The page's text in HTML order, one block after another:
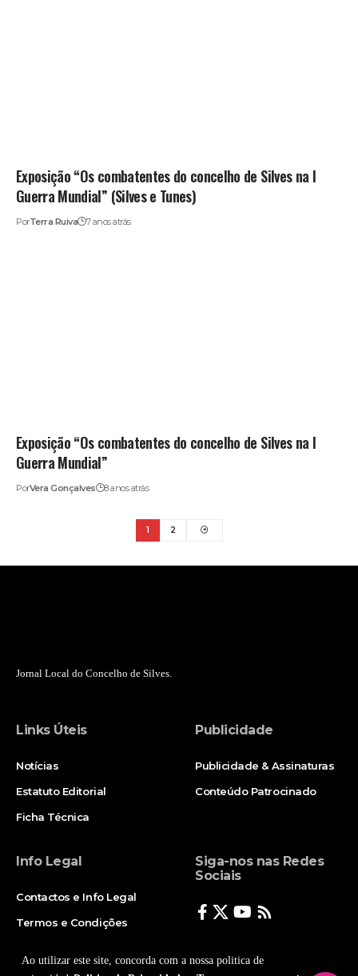
Ao utilizar este site, concorda com a nossa politica de
Exposição “Os combatentes do concelho de Silves na I
Guerra Mundial” (Silves e Tunes)
PorTerra Ruiva 7 anos atrás
Exposição “Os combatentes do concelho de Silves na I
Guerra Mundial”
PorVera Gonçalves 8 anos atrás
1 2
Jornal Local do Concelho de Silves.
Links Úteis
Notícias
Estatuto Editorial
Ficha Técnica
Publicidade
Publicidade & Assinaturas
Conteúdo Patrocinado
Info Legal
Contactos e Info Legal
Termos e Condições
Siga-nos nas Redes
Sociais